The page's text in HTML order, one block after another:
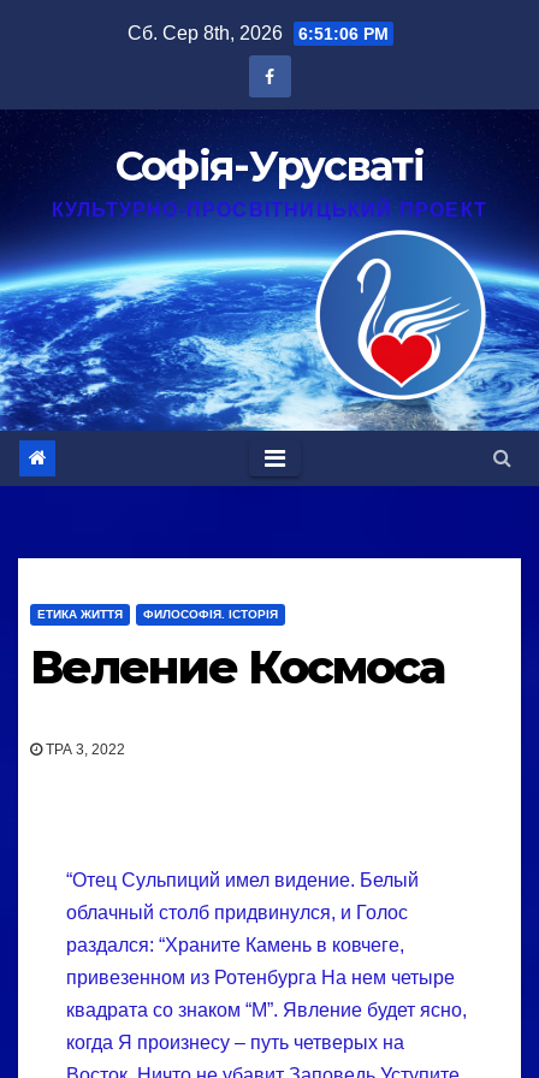
Сб. Сер 8th, 2026 6:51:07 PM
Софія-Урусваті
КУЛЬТУРНО-ПРОСВІТНИЦЬКИЙ ПРОЕКТ
ЕТИКА ЖИТТЯ ФИЛОСОФІЯ. ІСТОРІЯ
Веление Космоса
ТРА 3, 2022
“Отец Сульпиций имел видение. Белый
облачный столб придвинулся, и Голос
раздался: “Храните Камень в ковчеге,
привезенном из Ротенбурга На нем четыре
квадрата со знаком “М”. Явление будет ясно,
когда Я произнесу – путь четверых на